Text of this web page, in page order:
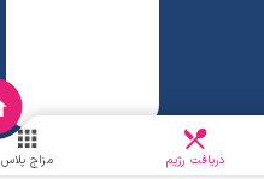
دریافت رژیم مزاج پلاس